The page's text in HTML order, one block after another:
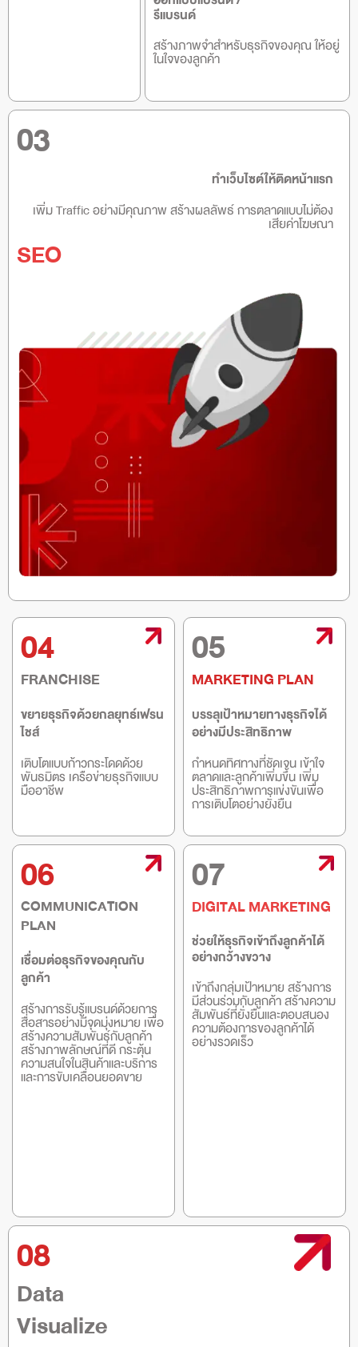
รีแบรนด์
สร้างภาพจำสำหรับธุรกิจของคุณ ให้อยู่
ในใจของลูกค้า
03
ทำเว็บไซต์ให้ติดหน้าแรก
เพิ่ม Traffic อย่างมีคุณภาพ สร้างผลลัพธ์ การตลาดแบบไม่ต้อง
เสียค่าโฆษณา
SEO
04
FRANCHISE
ขยายธุรกิจด้วยกลยุทธ์เฟรน
ไชส์
เติบโตแบบก้าวกระโดดด้วย
พันธมิตร เครือข่ายธุรกิจแบบ
มืออาชีพ
05
MARKETING PLAN
บรรลุเป้าหมายทางธุรกิจได้
อย่างมีประสิทธิภาพ
กำหนดทิศทางที่ชัดเจน เข้าใจ
ตลาดและลูกค้าเพิ่มขึ้น เพิ่ม
ประสิทธิภาพการแข่งขันเพื่อ
การเติบโตอย่างยั่งยืน
06
COMMUNICATION
PLAN
เชื่อมต่อธุรกิจของคุณกับ
ลูกค้า
สร้างการรับรู้แบรนด์ด้วยการ
สื่อสารอย่างมีจุดมุ่งหมาย เพื่อ
สร้างความสัมพันธ์กับลูกค้า
สร้างภาพลักษณ์ที่ดี กระตุ้น
ความสนใจในสินค้าและบริการ
และการขับเคลื่อนยอดขาย
07
DIGITAL MARKETING
ช่วยให้ธุรกิจเข้าถึงลูกค้าได้
อย่างกว้างขวาง
เข้าถึงกลุ่มเป้าหมาย สร้างการ
มีส่วนร่วมกับลูกค้า สร้างความ
สัมพันธ์ที่ยั่งยืนและตอบสนอง
ความต้องการของลูกค้าได้
อย่างรวดเร็ว
08
Data
Visualize